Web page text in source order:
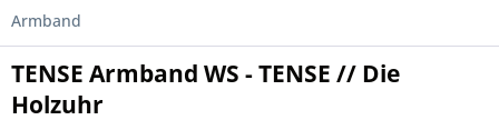
Armband
TENSE Armband WS - TENSE // Die
Holzuhr